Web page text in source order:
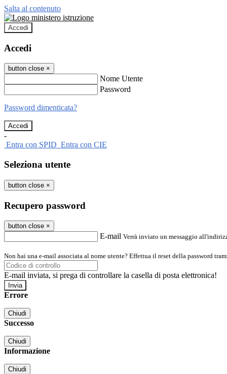
Salta al contenuto
Accedi
Accedi
button close ×
Nome Utente
Password
Password dimenticata?
-
Entra con SPID Entra con CIE
Seleziona utente
button close ×
Recupero password
button close ×
E-mail Verrà inviato un messaggio
Non hai una e-mail associata al nome utente? Effettua il reset della password
E-mail inviata, si prega di controllare la casella di posta elettronica!
Errore
Chiudi
Successo
Chiudi
Informazione
Chiudi